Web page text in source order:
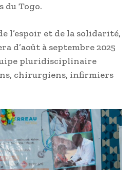
du Togo.
l’espoir et de la solidarité,
d’août à septembre 2025
pluridisciplinaire
chirurgiens, infirmiers